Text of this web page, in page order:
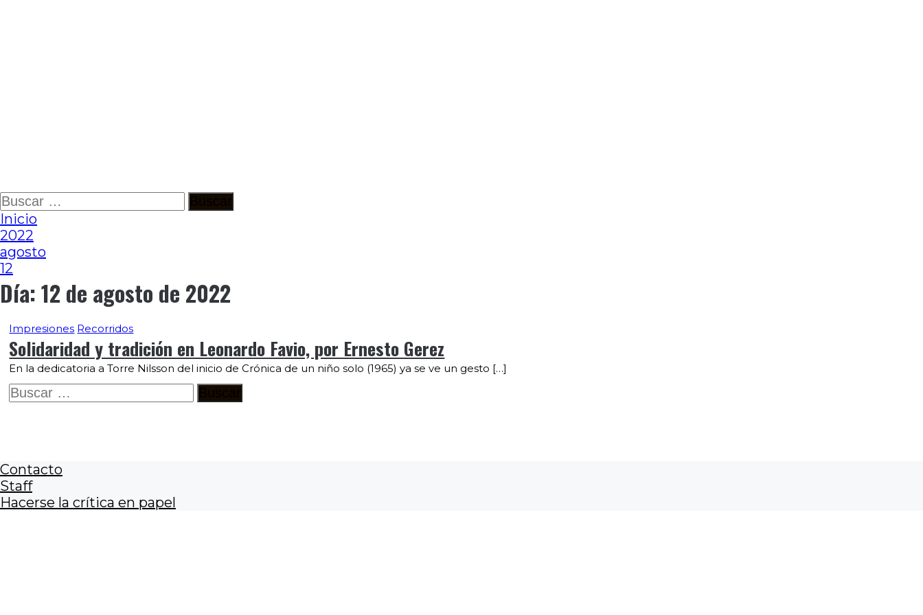
Ir
al
contenido
Buscar:
Inicio
2022
agosto
12
Día:12 de agosto de 2022
Impresiones Recorridos
Solidaridad y tradición en Leonardo Favio, por Ernesto Gerez
En la dedicatoria a Torre Nilsson del inicio de Crónica de un niño solo (1965) ya se ve un gesto […]
Buscar:
Contacto
Staff
Hacerse la crítica en papel